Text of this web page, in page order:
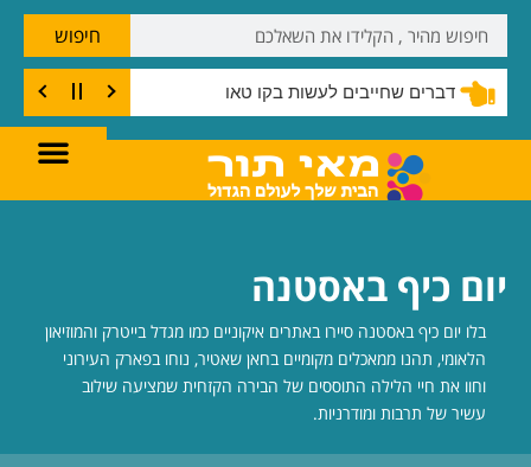
דברים שחייבים לעשות בקו טאו
חיפוש
יום כיף באסטנה
בלו יום כיף באסטנה סיירו באתרים איקוניים כמו מגדל בייטרק והמוזיאון
הלאומי, תהנו ממאכלים מקומיים בחאן שאטיר, נוחו בפארק העירוני
וחוו את חיי הלילה התוססים של הבירה הקזחית שמציעה שילוב
עשיר של תרבות ומודרניות.